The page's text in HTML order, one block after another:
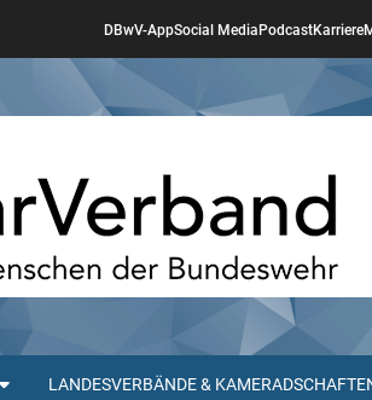
DBwV-AppSocial Media PodcastKarriere
LANDESVERBÄNDE &